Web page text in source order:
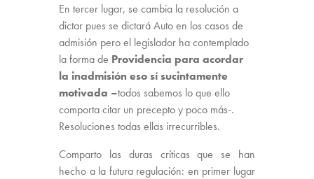
En tercer lugar, se cambia la resolución a
dictar pues se dictará Auto en los casos de
admisión pero el legislador ha contemplado
la forma de Providencia para acordar
la inadmisión eso sí sucintamente
motivada –todos sabemos lo que ello
comporta citar un precepto y poco más-.
Resoluciones todas ellas irrecurribles.
Comparto las duras críticas que se han
hecho a la futura regulación: en primer lugar